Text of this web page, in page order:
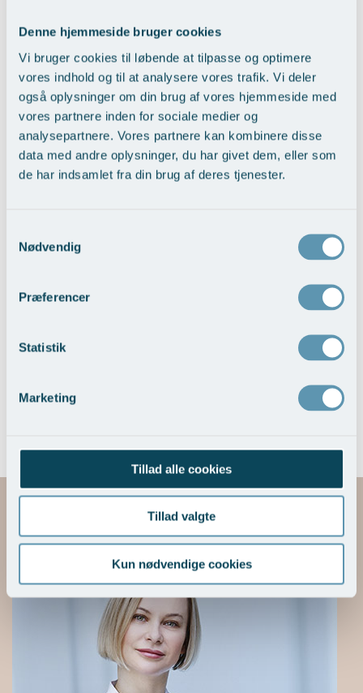
Denne hjemmeside bruger cookies
Vi bruger cookies til løbende at tilpasse og optimere
vores indhold og til at analysere vores trafik. Vi deler
også oplysninger om din brug af vores hjemmeside med
vores partnere inden for sociale medier og
analysepartnere. Vores partnere kan kombinere disse
data med andre oplysninger, du har givet dem, eller som
de har indsamlet fra din brug af deres tjenester.
Nødvendig
Præferencer
Statistik
Marketing
Tillad alle cookies
Tillad valgte
Kun nødvendige cookies
Hvorfor tilmelde dig?
Kosmetiske behandlinger til reduceret pris
Professionel behandling under lægelig supervision
Fordelagtige priser på udvalgte behandlingstyper
Individuel forundersøgelse og rådgivning før behandling
Mød underviseren